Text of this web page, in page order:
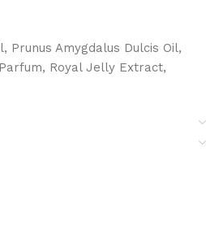
Prunus Amygdalus Dulcis Oil,
Royal Jelly Extract,